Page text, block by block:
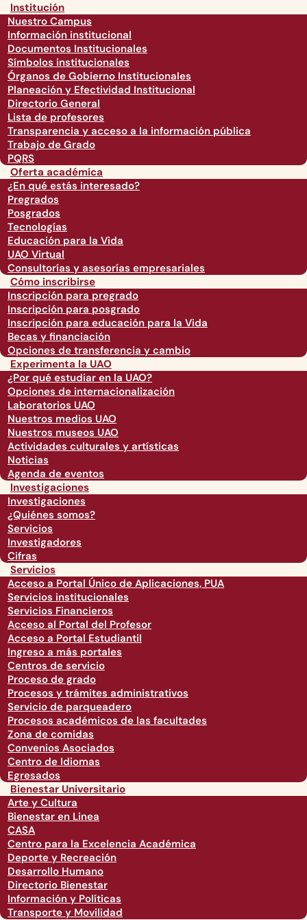
Institución
Nuestro Campus
Información institucional
Documentos Institucionales
Símbolos institucionales
Órganos de Gobierno Institucionales
Planeación y Efectividad Institucional
Directorio General
Lista de profesores
Transparencia y acceso a la información pública
Trabajo de Grado
PQRS
Oferta académica
¿En qué estás interesado?
Pregrados
Posgrados
Tecnologías
Educación para la Vida
UAO Virtual
Consultorías y asesorías empresariales
Cómo inscribirse
Inscripción para pregrado
Inscripción para posgrado
Inscripción para educación para la Vida
Becas y financiación
Opciones de transferencia y cambio
Experimenta la UAO
¿Por qué estudiar en la UAO?
Opciones de internacionalización
Laboratorios UAO
Nuestros medios UAO
Nuestros museos UAO
Actividades culturales y artísticas
Noticias
Agenda de eventos
Investigaciones
Investigaciones
¿Quiénes somos?
Servicios
Investigadores
Cifras
Servicios
Acceso a Portal Único de Aplicaciones, PUA
Servicios institucionales
Servicios Financieros
Acceso al Portal del Profesor
Acceso a Portal Estudiantil
Ingreso a más portales
Centros de servicio
Proceso de grado
Procesos y trámites administrativos
Servicio de parqueadero
Procesos académicos de las facultades
Zona de comidas
Convenios Asociados
Centro de Idiomas
Egresados
Bienestar Universitario
Arte y Cultura
Bienestar en Linea
CASA
Centro para la Excelencia Académica
Deporte y Recreación
Desarrollo Humano
Directorio Bienestar
Información y Políticas
Transporte y Movilidad